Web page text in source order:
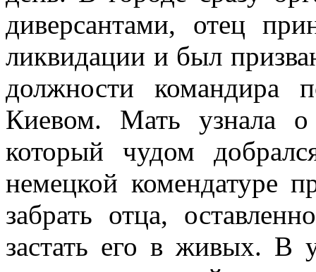
диверсантами, отец
ликвидации и был
должности командира
Киевом. Мать узнала о
который чудом
немецкой комендатуре
забрать отца,
застать его в живых. В